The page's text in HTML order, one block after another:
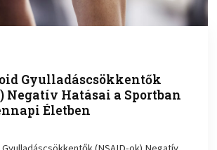
Gyulladáscsökkentők
Negatív Hatásai a Sportban
Életben